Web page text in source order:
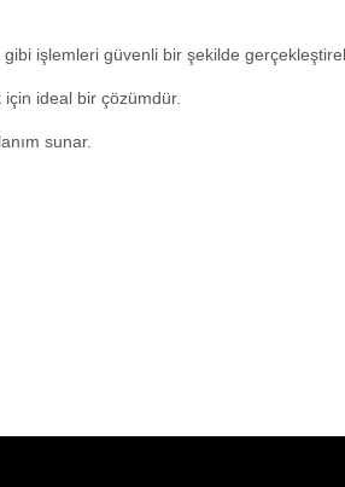
işlemleri güvenli bir şekilde
ideal bir çözümdür.
sunar.